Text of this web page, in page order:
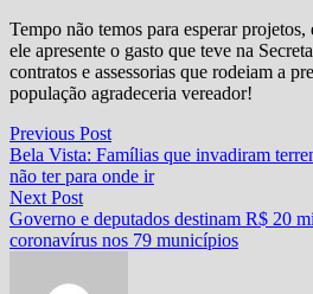
Tempo não temos para esperar
ele apresente o gasto que teve na
contratos e assessorias que rodeiam a
população agradeceria vereador!
Navegação
de
Post
Previous PostPrevious
post:
Bela Vista: Famílias que invadiram
não ter para onde ir
Next PostNext
post:
Governo e deputados destinam R$ 20
coronavírus nos 79 municípios